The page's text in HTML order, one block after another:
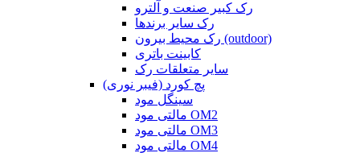
رک کبیر صنعت و آلترو
رک سایر برندها
رک محیط بیرون (outdoor)
کابینت باتری
سایر متعلقات رک
پچ کورد (فیبر نوری)
سینگل مود
مالتی مود OM2
مالتی مود OM3
مالتی مود OM4